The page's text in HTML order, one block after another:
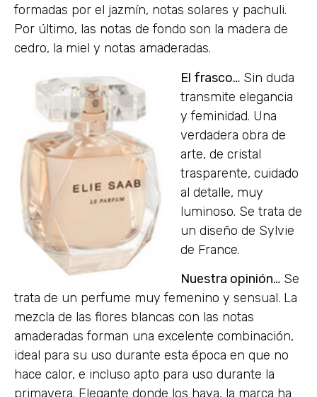
formadas por el jazmín, notas solares y pachuli.
Por último, las notas de fondo son la madera de
cedro, la miel y notas amaderadas.
El frasco… Sin duda
transmite elegancia
y feminidad. Una
verdadera obra de
arte, de cristal
trasparente, cuidado
al detalle, muy
luminoso. Se trata de
un diseño de Sylvie
de France.
Nuestra opinión… Se
trata de un perfume muy femenino y sensual. La
mezcla de las flores blancas con las notas
amaderadas forman una excelente combinación,
ideal para su uso durante esta época en que no
hace calor, e incluso apto para uso durante la
primavera. Elegante donde los haya, la marca ha